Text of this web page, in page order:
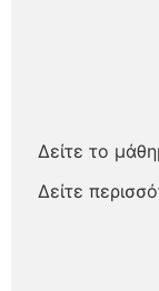
Δείτε το
Δείτε